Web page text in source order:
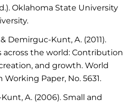
Oklahoma State University
Demirguc-Kunt, A. (2011).
across the world: Contribution
and growth. World
Working Paper, No. 5631.
A. (2006). Small and